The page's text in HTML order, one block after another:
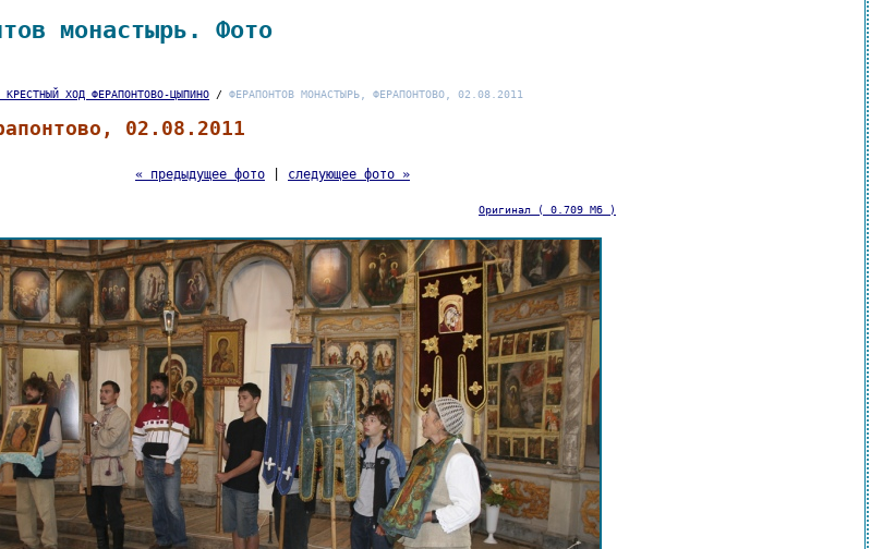
монастырь. Фото
ХОД ФЕРАПОНТОВО-ЦЫПИНО / ФЕРАПОНТОВ МОНАСТЫРЬ, ФЕРАПОНТОВО, 02.08.2011
02.08.2011
« предыдущее фото следующее фото »
Оригинал ( 0.709 Мб )